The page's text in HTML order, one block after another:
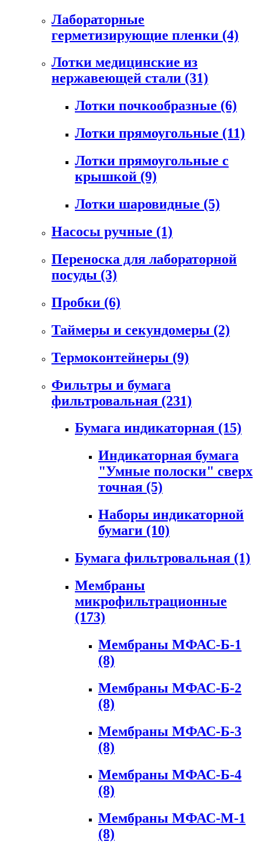
Лабораторные
герметизирующие пленки (4)
Лотки медицинские из
нержавеющей стали (31)
Лотки почкообразные (6)
Лотки прямоугольные (11)
Лотки прямоугольные с
крышкой (9)
Лотки шаровидные (5)
Насосы ручные (1)
Переноска для лабораторной
посуды (3)
Пробки (6)
Таймеры и секундомеры (2)
Термоконтейнеры (9)
Фильтры и бумага
фильтровальная (231)
Бумага индикаторная (15)
Индикаторная бумага
"Умные полоски" сверх
точная (5)
Наборы индикаторной
бумаги (10)
Бумага фильтровальная (1)
Мембраны
микрофильтрационные
(173)
Мембраны МФАС-Б-1
(8)
Мембраны МФАС-Б-2
(8)
Мембраны МФАС-Б-3
(8)
Мембраны МФАС-Б-4
(8)
Мембраны МФАС-М-1
(8)